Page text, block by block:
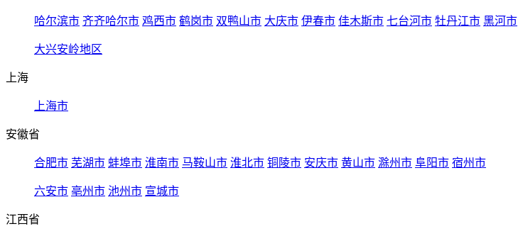
哈尔滨市 齐齐哈尔市 鸡西市 鹤岗市 双鸭山市 大庆市 伊春市 佳木斯市 七台河市 牡丹江市 黑河市
大兴安岭地区
上海
上海市
安徽省
合肥市 芜湖市 蚌埠市 淮南市 马鞍山市 淮北市 铜陵市 安庆市 黄山市 滁州市 阜阳市 宿州市
六安市 亳州市 池州市 宣城市
江西省